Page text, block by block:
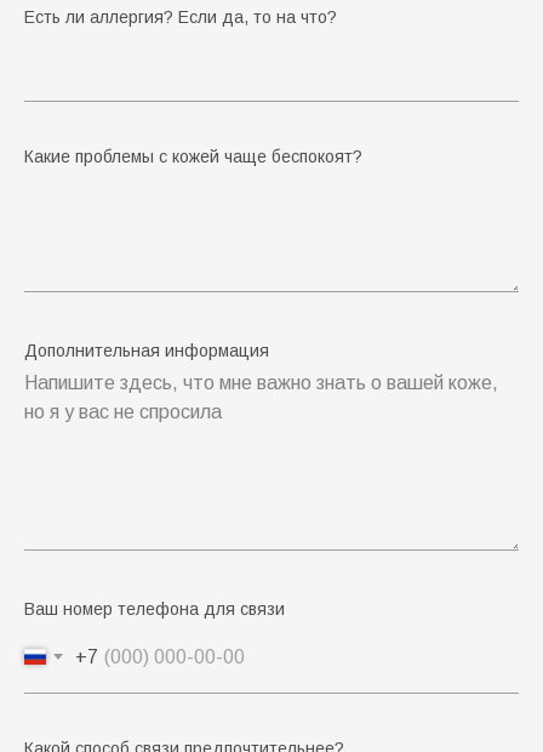
Есть ли аллергия? Если да, то на что?
Какие проблемы с кожей чаще беспокоят?
Дополнительная информация
Напишите здесь, что мне важно знать о вашей коже,
но я у вас не спросила
Ваш номер телефона для связи
+7
Какой способ связи предпочтительнее?